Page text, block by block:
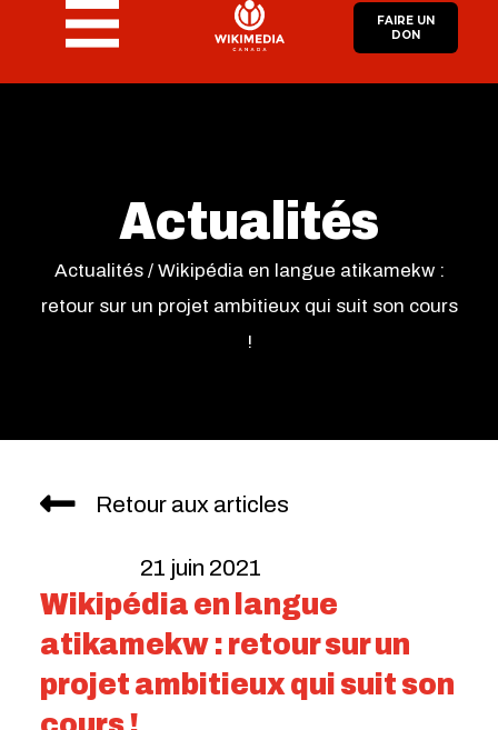
FAIRE UN
DON
Actualités
Actualités/ Wikipédia en langue atikamekw :
retour sur un projet ambitieux qui suit son cours
!
Retour aux articles
21 juin 2021
Wikipédia en langue
atikamekw : retour sur un
projet ambitieux qui suit son